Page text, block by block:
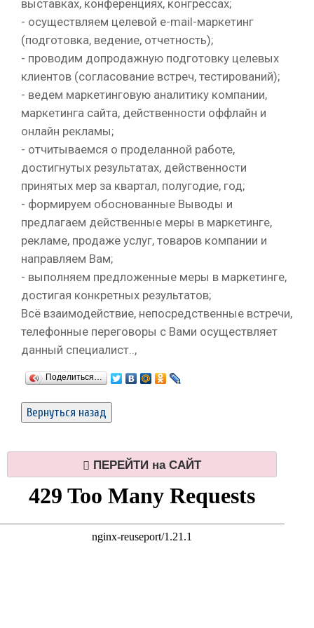
выставках, конференциях, конгрессах;
- осуществляем целевой e-mail-маркетинг
(подготовка, ведение, отчетность);
- проводим допродажную подготовку целевых
клиентов (согласование встреч, тестирований);
- ведем маркетинговую аналитику компании,
маркетинга сайта, действенности оффлайн и
онлайн рекламы;
- отчитываемся о проделанной работе,
достигнутых результатах, действенности
принятых мер за квартал, полугодие, год;
- формируем обоснованные Выводы и
предлагаем действенные меры в маркетинге,
рекламе, продаже услуг, товаров компании и
направляем Вам;
- выполняем предложенные меры в маркетинге,
достигая конкретных результатов;
Всё взаимодействие, непосредственные встречи,
телефонные переговоры с Вами осуществляет
данный специалист..,
Поделиться…
ПЕРЕЙТИ на САЙТ